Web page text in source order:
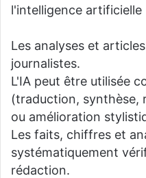
l'intelligence artificielle
Les analyses et
journalistes.
L'IA peut être utilisée
(traduction, synthèse,
ou amélioration
Les faits, chiffres et
systématiquement
rédaction.